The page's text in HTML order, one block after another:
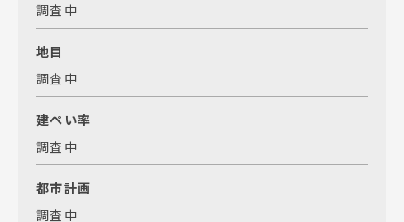
調査中
地目
調査中
建ぺい率
調査中
都市計画
調査中